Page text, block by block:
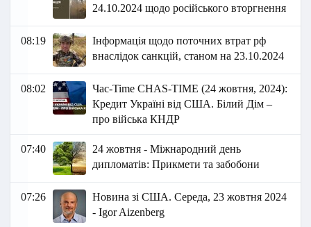
24.10.2024 щодо російського вторгнення
08:19
Інформація щодо поточних втрат рф
внаслідок санкцій, станом на 23.10.2024
08:02
Час-Time CHAS-TIME (24 жовтня, 2024):
Кредит Україні від США. Білий Дім –
про війська КНДР
07:40
24 жовтня - Міжнародний день
дипломатів: Прикмети та забобони
07:26
Новина зі США. Середа, 23 жовтня 2024
- Igor Aizenberg